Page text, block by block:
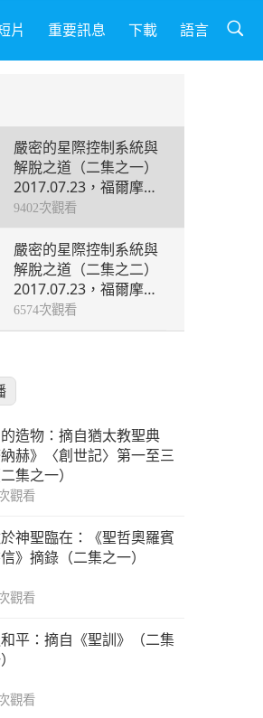
片 重要訊息 下載 語言
嚴密的星際控制系統與
解脫之道（二集之一）
2017.07.23，福爾摩沙
（台灣） 西湖
9402次觀看
嚴密的星際控制系統與
解脫之道（二集之二）
2017.07.23，福爾摩沙
（台灣） 西湖
6574次觀看
造物：摘自猶太教聖典
納赫》〈創世記〉第一至三
集之一）
觀看
神聖臨在：《聖哲奧羅賓
》摘錄（二集之一）
觀看
平：摘自《聖訓》（二集
觀看